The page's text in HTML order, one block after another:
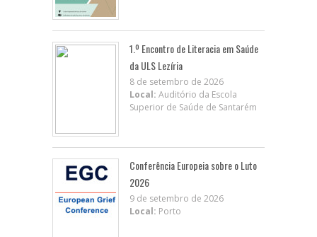
1.º Encontro de Literacia em Saúde
da ULS Lezíria
8 de setembro de 2026
Local: Auditório da Escola
Superior de Saúde de Santarém
Conferência Europeia sobre o Luto
2026
9 de setembro de 2026
Local: Porto